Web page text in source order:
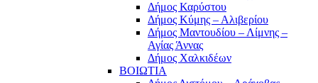
Δήμος Καρύστου
Δήμος Κύμης – Αλιβερίου
Δήμος Μαντουδίου – Λίμνης –
Αγίας Άννας
Δήμος Χαλκιδέων
ΒΟΙΩΤΙΑ